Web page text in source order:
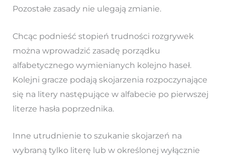
Pozostałe zasady nie ulegają zmianie.
Chcąc podnieść stopień trudności rozgrywek
można wprowadzić zasadę porządku
alfabetycznego wymienianych kolejno haseł.
Kolejni gracze podają skojarzenia rozpoczynające
się na litery następujące w alfabecie po pierwszej
literze hasła poprzednika.
Inne utrudnienie to szukanie skojarzeń na
wybraną tylko literę lub w określonej wyłącznie